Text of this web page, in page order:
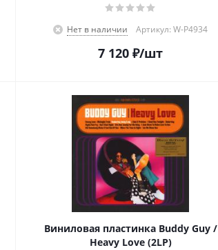
Нет в наличии Артикул: W-P4934
7 120 ₽/шт
Виниловая пластинка Buddy Guy /
Heavy Love (2LP)